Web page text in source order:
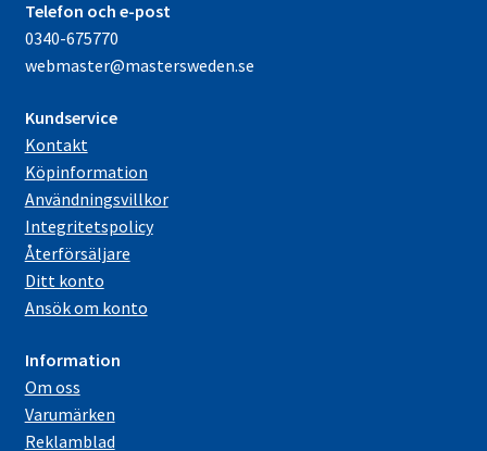
Telefon och e-post
0340-675770
webmaster@mastersweden.se
Kundservice
Kontakt
Köpinformation
Användningsvillkor
Integritetspolicy
Återförsäljare
Ditt konto
Ansök om konto
Information
Om oss
Varumärken
Reklamblad